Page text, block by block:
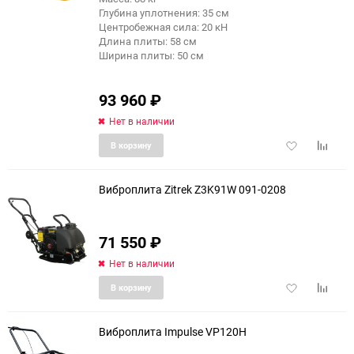
Глубина уплотнения: 35 см
Центробежная сила: 20 кН
Длина плиты: 58 см
Ширина плиты: 50 см
93 960₽
Нет в наличии
Добавить
В корзину
Виброплита Zitrek Z3K91W 091-0208
71 550₽
Нет в наличии
Добавить
В корзину
Виброплита Impulse VP120H